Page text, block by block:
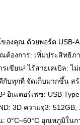
งคุณ ด้วยพอร์ต USB-
องการ: เพิ่มประสิทธิ
ขียน² ไร้สายเคเบิล: ไ
กับทุกที่ จัดเก็บมากขึ้น
นเตอร์เฟซ: USB
3D ความจุ3:
อุณหภูมิในก